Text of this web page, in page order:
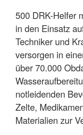
500 DRK-Helfer
in den Einsatz
Techniker und
versorgen in
über 70.000
notleidenden
Zelte,
Materialien zur